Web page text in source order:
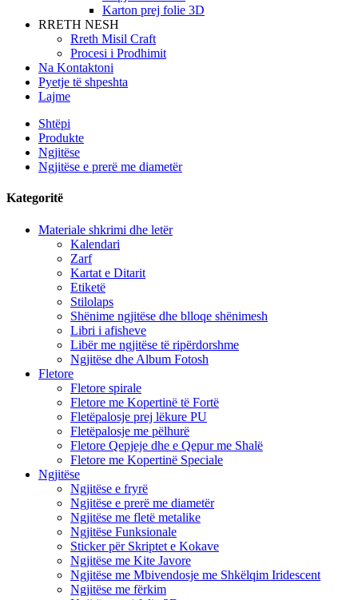
Karton prej folie 3D
RRETH NESH
Rreth Misil Craft
Procesi i Prodhimit
Na Kontaktoni
Pyetje të shpeshta
Lajme
Shtëpi
Produkte
Ngjitëse
Ngjitëse e prerë me diametër
Kategoritë
Materiale shkrimi dhe letër
Kalendari
Zarf
Kartat e Ditarit
Etiketë
Stilolaps
Shënime ngjitëse dhe blloqe shënimesh
Libri i afisheve
Libër me ngjitëse të ripërdorshme
Ngjitëse dhe Album Fotosh
Fletore
Fletore spirale
Fletore me Kopertinë të Fortë
Fletëpalosje prej lëkure PU
Fletëpalosje me pëlhurë
Fletore Qepjeje dhe e Qepur me Shalë
Fletore me Kopertinë Speciale
Ngjitëse
Ngjitëse e fryrë
Ngjitëse e prerë me diametër
Ngjitëse me fletë metalike
Ngjitëse Funksionale
Sticker për Skriptet e Kokave
Ngjitëse me Kite Javore
Ngjitëse me Mbivendosje me Shkëlqim Iridescent
Ngjitëse me fërkim